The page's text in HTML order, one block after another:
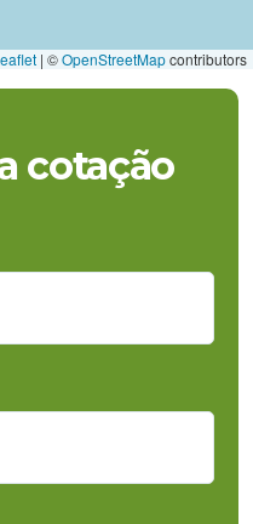
| ©OpenStreetMapcontributors
cotação